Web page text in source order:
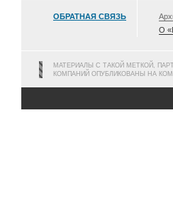
ОБРАТНАЯ СВЯЗЬ
О
МАТЕРИАЛЫ С ТАКОЙ МЕТКОЙ,
КОМПАНИЙ ОПУБЛИКОВАНЫ НА